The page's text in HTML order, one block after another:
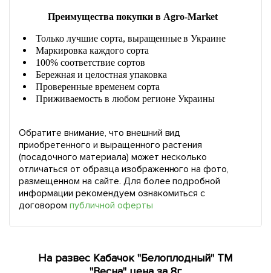
Преимущества покупки в Agro-Market
Только лучшие сорта, выращенные в Украине
Маркировка каждого сорта
100% соответствие сортов
Бережная и целостная упаковка
Проверенные временем сорта
Приживаемость в любом регионе Украины
Обратите внимание, что внешний вид
приобретенного и выращенного растения
(посадочного материала) может несколько
отличаться от образца изображенного на фото,
размещенном на сайте. Для более подробной
информации рекомендуем ознакомиться с
договором публичной оферты
На развес Кабачок "Белоплодный" ТМ